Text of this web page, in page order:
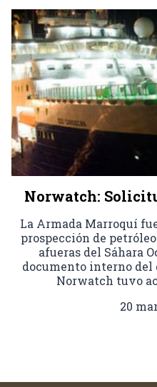
Norwatch:
La Armada Marroquí
prospección de
afueras del Sáhara
documento interno del
Norwatch tuvo
20